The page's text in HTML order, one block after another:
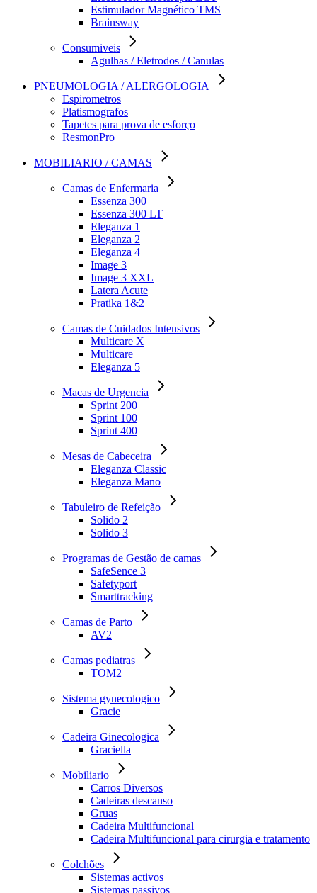
Estimulador Magnético TMS
Brainsway
Consumiveis
Agulhas / Eletrodos / Canulas
PNEUMOLOGIA / ALERGOLOGIA
Espirometros
Platismografos
Tapetes para prova de esforço
ResmonPro
MOBILIARIO / CAMAS
Camas de Enfermaria
Essenza 300
Essenza 300 LT
Eleganza 1
Eleganza 2
Eleganza 4
Image 3
Image 3 XXL
Latera Acute
Pratika 1&2
Camas de Cuidados Intensivos
Multicare X
Multicare
Eleganza 5
Macas de Urgencia
Sprint 200
Sprint 100
Sprint 400
Mesas de Cabeceira
Eleganza Classic
Eleganza Mano
Tabuleiro de Refeição
Solido 2
Solido 3
Programas de Gestão de camas
SafeSence 3
Safetyport
Smarttracking
Camas de Parto
AV2
Camas pediatras
TOM2
Sistema gynecologico
Gracie
Cadeira Ginecologica
Graciella
Mobiliario
Carros Diversos
Cadeiras descanso
Gruas
Cadeira Multifuncional
Cadeira Multifuncional para cirurgia e tratamento
Colchões
Sistemas activos
Sistemas passivos